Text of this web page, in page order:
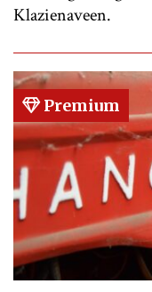
Klazienaveen.
Premium